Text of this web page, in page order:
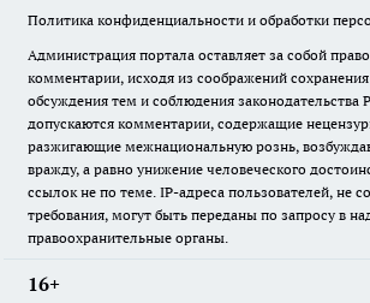
Политика конфиденциальности и обработки
Администрация портала оставляет за собой
комментарии, исходя из соображений
обсуждения тем и соблюдения законодательства
допускаются комментарии, содержащие
разжигающие межнациональную рознь,
вражду, а равно унижение человеческого
ссылок не по теме. IP-адреса пользователей, не
требования, могут быть переданы по запросу в
правоохранительные органы.
16+